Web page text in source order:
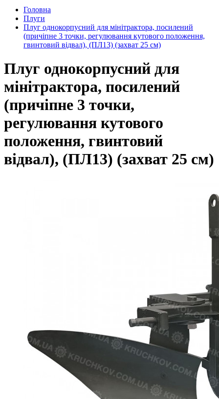
Головна
Плуги
Плуг однокорпусний для мінітрактора, посилений
(причіпне 3 точки, регулювання кутового положення,
гвинтовий відвал), (ПЛ13) (захват 25 см)
Плуг однокорпусний для
мінітрактора, посилений
(причіпне 3 точки,
регулювання кутового
положення, гвинтовий
відвал), (ПЛ13) (захват 25 см)